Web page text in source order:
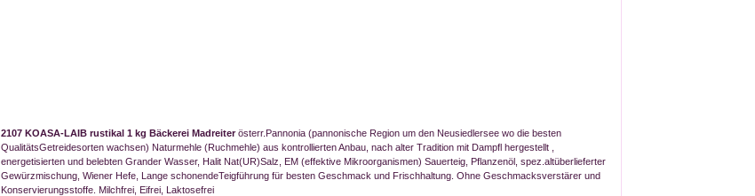
2107 KOASA-LAIB rustikal 1 kg Bäckerei Madreiterösterr.Pannonia (pannonische Region um den Neusiedlersee wo die besten
QualitätsGetreidesorten wachsen) Naturmehle (Ruchmehle) aus kontrollierten Anbau, nach alter Tradition mit Dampfl hergestellt ,
energetisierten und belebten Grander Wasser, Halit Nat(UR)Salz, EM (effektive Mikroorganismen) Sauerteig, Pflanzenöl, spez.altüberlieferter
Gewürzmischung, Wiener Hefe, Lange schonendeTeigführung für besten Geschmack und Frischhaltung. Ohne Geschmacksverstärer und
Konservierungsstoffe. Milchfrei, Eifrei, Laktosefrei